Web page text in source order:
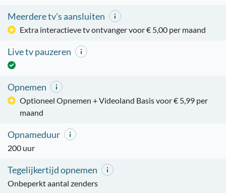
Meerdere tv's aansluiten
Extra interactieve tv ontvanger voor € 5,00 per maand
Live tv pauzeren
Opnemen
Optioneel Opnemen + Videoland Basis voor € 5,99 per
maand
Opnameduur
200 uur
Tegelijkertijd opnemen
Onbeperkt aantal zenders